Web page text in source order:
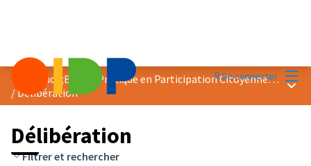
Se connecter
Prix &quot;Bonne Pratique en Participation Citoyenne&quot; 2023
/Délibération
Délibération
Filtrer et rechercher